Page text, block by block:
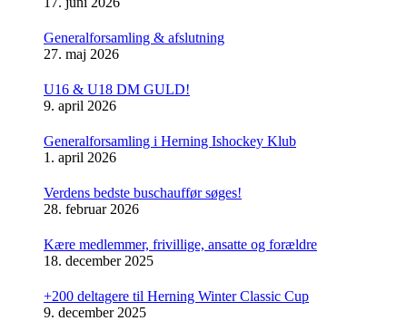
Generalforsamling & afslutning
27. maj 2026
U16 & U18 DM GULD!
9. april 2026
Generalforsamling i Herning Ishockey Klub
1. april 2026
Verdens bedste buschauffør søges!
28. februar 2026
Kære medlemmer, frivillige, ansatte og forældre
18. december 2025
+200 deltagere til Herning Winter Classic Cup
9. december 2025